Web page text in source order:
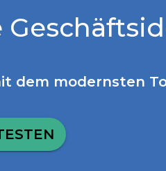
dem modernsten